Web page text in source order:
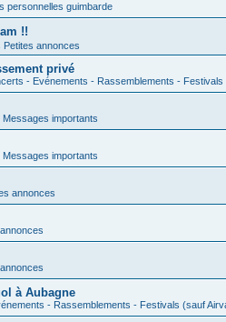
personnelles guimbarde
!!
Petites annonces
privé
- Evénements - Rassemblements - Festivals
Messages importants
Messages importants
annonces
à Aubagne
- Rassemblements - Festivals (sauf